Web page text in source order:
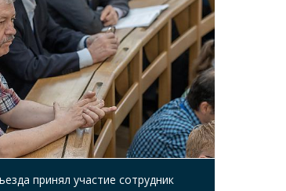
принял участие сотрудник